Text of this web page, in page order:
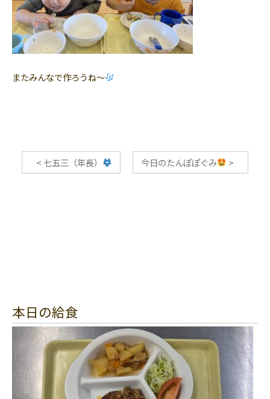
またみんなで作ろうね〜
<七五三（年長） 今日のたんぽぽぐみ >
本日の給食